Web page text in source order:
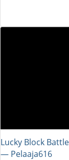
Lucky Block
― Pelaaja616